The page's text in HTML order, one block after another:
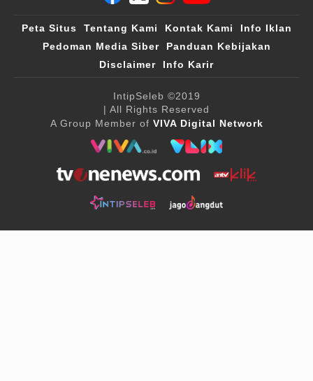
Peta Situs Tentang Kami Kontak Kami
Info Iklan
Pedoman Media Siber
Panduan Kebijakan
Disclaimer
Info Karir
IntipSeleb ©2019
| All Rights Reserved
A Group Member of VIVA Digital Network